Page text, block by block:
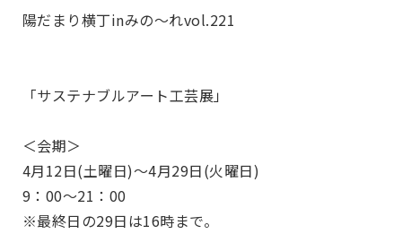
陽だまり横丁inみの～れvol.221
「サステナブルアート工芸展」
＜会期＞
4月12日(土曜日)～4月29日(火曜日)
9：00～21：00
※最終日の29日は16時まで。